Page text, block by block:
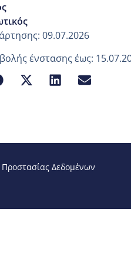
09.07.2026
ένστασης έως:
Προστασίας Δεδομένων